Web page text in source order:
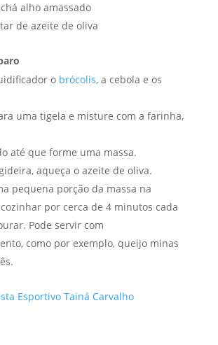
alho amassado
de azeite de oliva
o brócolis, a cebola e os
uma tigela e misture com a farinha,
até que forme uma massa.
aqueça o azeite de oliva.
pequena porção da massa na
por cerca de 4 minutos cada
Pode servir com
como por exemplo, queijo minas
Esportivo Tainá Carvalho